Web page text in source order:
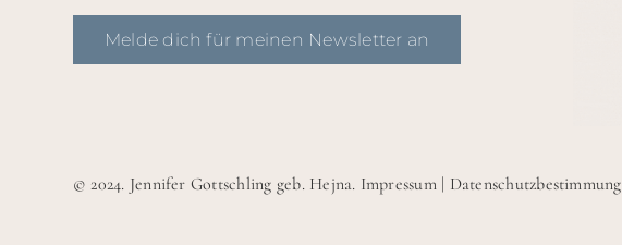
Melde dich für meinen Newsletter an
© 2024. Jennifer Gottschling geb. Hejna. Impressum| Datenschutzbestimmung